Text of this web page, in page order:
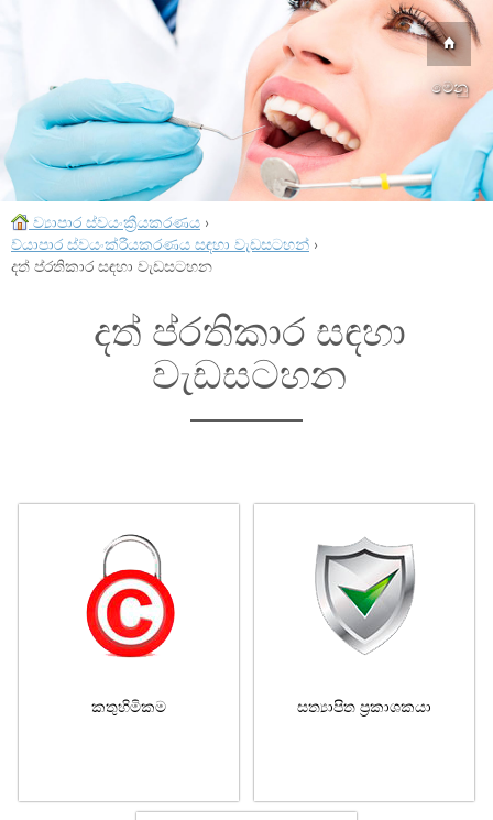
මෙනු
ව්‍යාපාර ස්වයංක්‍රීයකරණය ›
ව්යාපාර ස්වයංක්රීයකරණය සඳහා වැඩසටහන් ›
දත් ප්රතිකාර සඳහා වැඩසටහන
දත් ප්රතිකාර සඳහා
වැඩසටහන
කතුහිමිකම සත්‍යාපිත ප්‍රකාශකයා